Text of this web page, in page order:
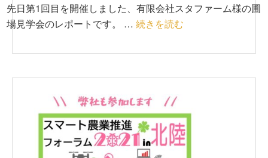
先日第1回目を開催しました、有限会社スタファーム様の圃
場見学会のレポートです。 … 続きを読む